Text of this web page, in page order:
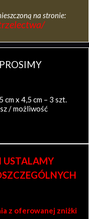
na stronie:
x 4,5 cm – 3 szt.
/ możliwość
USTALAMY
z oferowanej zniżki